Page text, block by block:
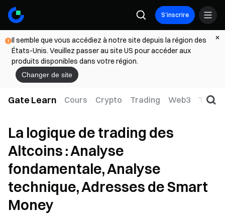
S’inscrire
Il semble que vous accédiez à notre site depuis la région des
États-Unis. Veuillez passer au site US pour accéder aux
produits disponibles dans votre région.
Changer de site
Gate Learn Cours Crypto Trading Web3 TradFi
La logique de trading des
Altcoins : Analyse
fondamentale, Analyse
technique, Adresses de Smart
Money